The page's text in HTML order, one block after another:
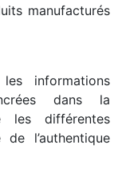
manufacturés
informations
dans la
les différentes
l’authentique